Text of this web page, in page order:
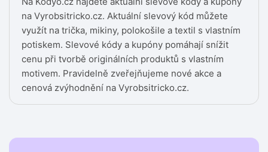
na Vyrobsitricko.cz. Aktuální slevový kód můžete
využít na trička, mikiny, polokošile a textil s vlastním
potiskem. Slevové kódy a kupóny pomáhají snížit
cenu při tvorbě originálních produktů s vlastním
motivem. Pravidelně zveřejňujeme nové akce a
cenová zvýhodnění na Vyrobsitricko.cz.